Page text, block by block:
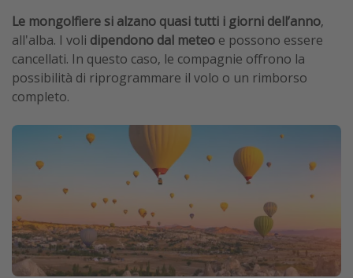
Le mongolfiere si alzano quasi tutti i giorni dell’anno,
all'alba. I voli dipendono dal meteo e possono essere
cancellati. In questo caso, le compagnie offrono la
possibilità di riprogrammare il volo o un rimborso
completo.